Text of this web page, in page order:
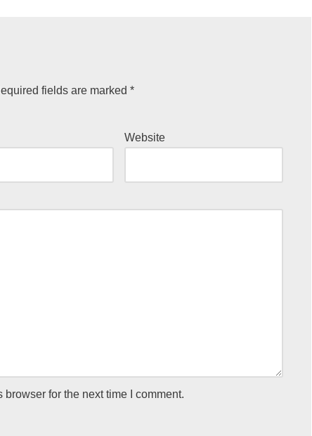
fields are marked *
Website
for the next time I comment.